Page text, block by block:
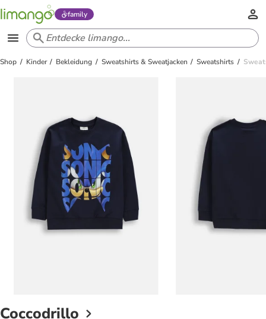
family
Shop Kinder Bekleidung Sweatshirts & Sweatjacken Sweatshirts
Coccodrillo